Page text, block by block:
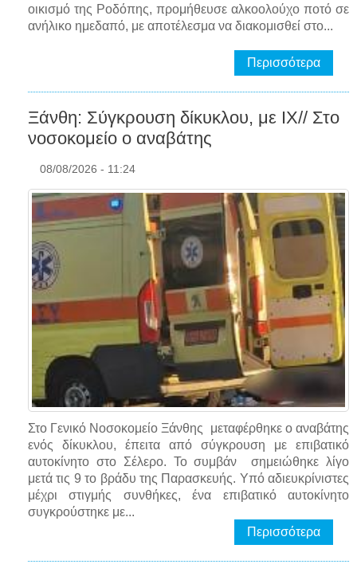
οικισμό της Ροδόπης, προμήθευσε αλκοολούχο ποτό σε
ανήλικο ημεδαπό, με αποτέλεσμα να διακομισθεί στο...
Περισσότερα
Ξάνθη: Σύγκρουση δίκυκλου, με ΙΧ// Στο
νοσοκομείο ο αναβάτης
08/08/2026 - 11:24
Στο Γενικό Νοσοκομείο Ξάνθης μεταφέρθηκε ο αναβάτης
ενός δίκυκλου, έπειτα από σύγκρουση με επιβατικό
αυτοκίνητο στο Σέλερο. Το συμβάν σημειώθηκε λίγο
μετά τις 9 το βράδυ της Παρασκευής. Υπό αδιευκρίνιστες
μέχρι στιγμής συνθήκες, ένα επιβατικό αυτοκίνητο
συγκρούστηκε με...
Περισσότερα